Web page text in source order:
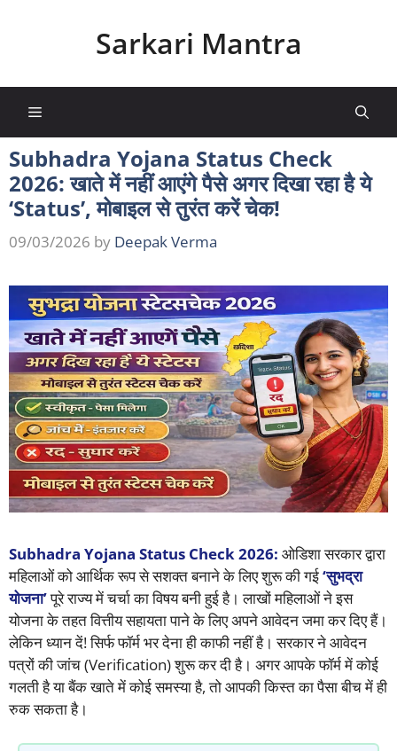
Sarkari Mantra
Menu
Subhadra Yojana Status Check
2026: खाते में नहीं आएंगे पैसे अगर दिखा रहा है ये
‘Status’, मोबाइल से तुरंत करें चेक!
09/03/2026 by Deepak Verma
Subhadra Yojana Status Check 2026: ओडिशा सरकार द्वारा
महिलाओं को आर्थिक रूप से सशक्त बनाने के लिए शुरू की गई‘सुभद्रा
योजना’पूरे राज्य में चर्चा का विषय बनी हुई है। लाखों महिलाओं ने इस
योजना के तहत वित्तीय सहायता पाने के लिए अपने आवेदन जमा कर दिए हैं।
लेकिन ध्यान दें! सिर्फ फॉर्म भर देना ही काफी नहीं है। सरकार ने आवेदन
पत्रों की जांच (Verification) शुरू कर दी है। अगर आपके फॉर्म में कोई
गलती है या बैंक खाते में कोई समस्या है, तो आपकी किस्त का पैसा बीच में ही
रुक सकता है।